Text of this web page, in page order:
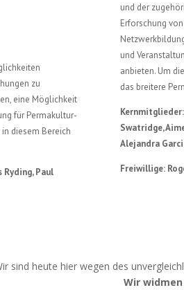
zu
eine Möglichkeit
für Permakultur-
diesem Bereich
Ryding, Paul
und der
Erforschung
und
anbieten. Um
das breitere
Swatridge,
Alejandra
Freiwillige:
sind heute hier wegen des
Wir